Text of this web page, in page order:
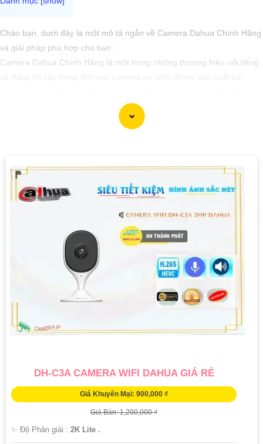
Chào bạn, dưới đây là một mô tả ngắn về Camera Dahua Chính Hãng
và giải pháp phù hợp cho bạn:
Camera Dahua Chính Hãng là một trong những thương hiệu nổi tiếng
cao, độ phân giải sắc nét và tính năng thông minh như nhận dạng
khuôn mặt, lọc báo động giả và nhiều tính năng khác.
phẩm mua là chính hãng đểđẳng cấpchất lượng và hỗ trợ sau bán
hàng tốt.
Để lựa chọn giải pháp phù hợp, quan trọng bạn cần xác định mục đích
năng cần có như ghi âm, xoay, zoom, cảnh báo... Với những yếu tố
này, bạn có thể tham khảo ý kiến của chuyên gia hoặc tư vấn viên để
chọn lựa được giải pháp tốt nhất cho nhu cầu của bạn.
Chúc bạn thành công trong việc tìm hiểu và lựa chọn Camera Dahua
Chính Hãng giá rẻ và giải pháp phù hợp cho mình. Nếu cần thêm
thông tin hoặc hỗ trợ, hãy để lại câu hỏi để mình giúp bạn nhé!
DH-C3A CAMERA WIFI DAHUA GIÁ RẺ
Giá Khuyến Mại: 900,000 ₫
Giá Bán: 1,200,000 ₫
✨ Độ Phân giải : 2K Lite .